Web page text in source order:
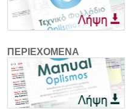
ΠΕΡΙΕΧΟΜΕΝΑ